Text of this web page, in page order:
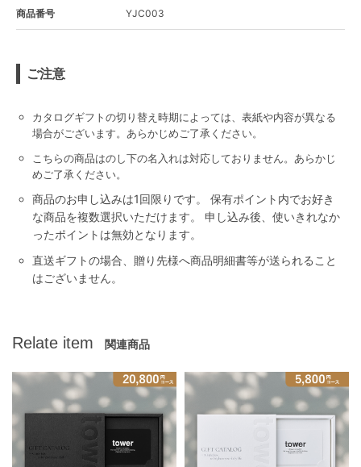
商品番号 YJC003
ご注意
カタログギフトの切り替え時期によっては、表紙や内容が異なる
場合がございます。あらかじめご了承ください。
こちらの商品はのし下の名入れは対応しておりません。あらかじ
めご了承ください。
商品のお申し込みは1回限りです。 保有ポイント内でお好き
な商品を複数選択いただけます。 申し込み後、使いきれなか
ったポイントは無効となります。
直送ギフトの場合、贈り先様へ商品明細書等が送られること
はございません。
Relate item 関連商品